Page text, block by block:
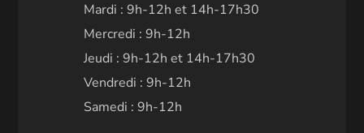
Mardi : 9h-12h et 14h-17h30
Mercredi : 9h-12h
Jeudi : 9h-12h et 14h-17h30
Vendredi : 9h-12h
Samedi : 9h-12h